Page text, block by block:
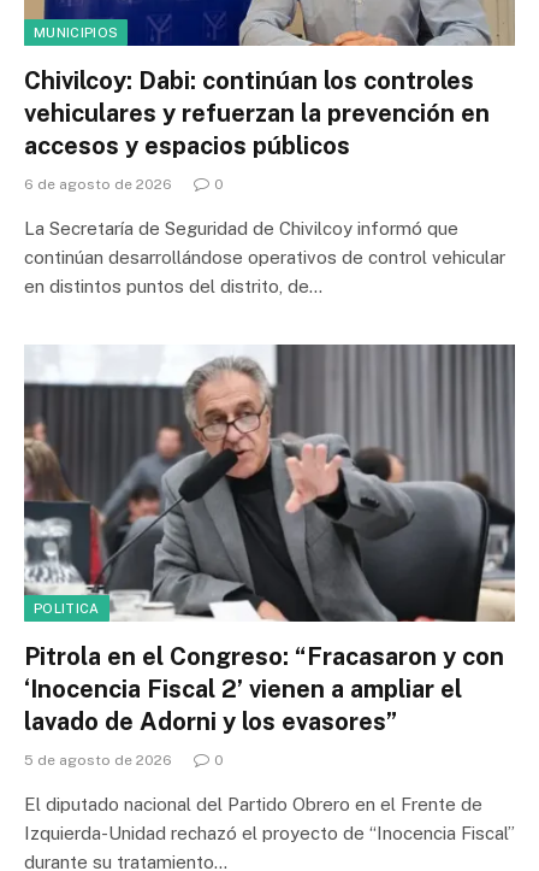
MUNICIPIOS
Chivilcoy: Dabi: continúan los controles
vehiculares y refuerzan la prevención en
accesos y espacios públicos
6 de agosto de 2026 0
La Secretaría de Seguridad de Chivilcoy informó que
continúan desarrollándose operativos de control vehicular
en distintos puntos del distrito, de…
POLITICA
Pitrola en el Congreso: “Fracasaron y con
‘Inocencia Fiscal 2’ vienen a ampliar el
lavado de Adorni y los evasores”
5 de agosto de 2026 0
El diputado nacional del Partido Obrero en el Frente de
Izquierda-Unidad rechazó el proyecto de “Inocencia Fiscal”
durante su tratamiento…